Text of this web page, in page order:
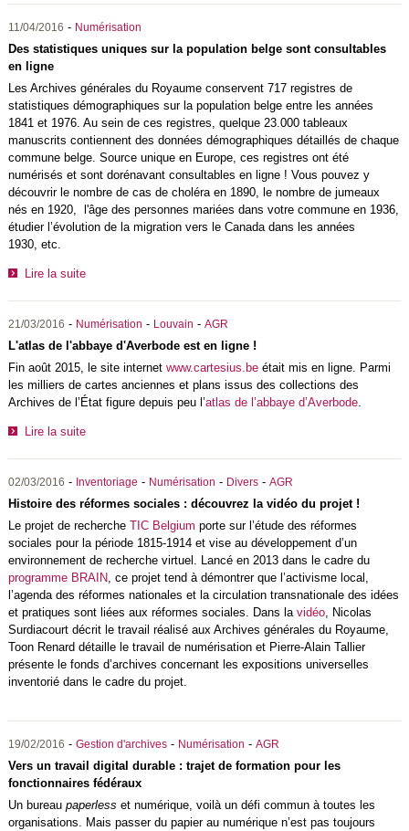
11/04/2016 - Numérisation
Des statistiques uniques sur la population belge sont consultables
en ligne
Les Archives générales du Royaume conservent 717 registres de
statistiques démographiques sur la population belge entre les années
1841 et 1976. Au sein de ces registres, quelque 23.000 tableaux
manuscrits contiennent des données démographiques détaillés de chaque
commune belge. Source unique en Europe, ces registres ont été
numérisés et sont dorénavant consultables en ligne ! Vous pouvez y
découvrir le nombre de cas de choléra en 1890, le nombre de jumeaux
nés en 1920, l'âge des personnes mariées dans votre commune en 1936,
étudier l’évolution de la migration vers le Canada dans les années
1930, etc.
Lire la suite
21/03/2016 - Numérisation - Louvain - AGR
L'atlas de l'abbaye d'Averbode est en ligne !
Fin août 2015, le site internet www.cartesius.beétait mis en ligne. Parmi
les milliers de cartes anciennes et plans issus des collections des
Archives de l’État figure depuis peu l’atlas de l’abbaye d’Averbode.
Lire la suite
02/03/2016 - Inventoriage - Numérisation - Divers- AGR
Histoire des réformes sociales : découvrez la vidéo du projet !
Le projet de recherche TIC Belgium porte sur l’étude des réformes
sociales pour la période 1815-1914 et vise au développement d’un
environnement de recherche virtuel. Lancé en 2013 dans le cadre du
programme BRAIN , ce projet tend à démontrer que l’activisme local,
l’agenda des réformes nationales et la circulation transnationale des idées
et pratiques sont liées aux réformes sociales. Dans la vidéo, Nicolas
Surdiacourt décrit le travail réalisé aux Archives générales du Royaume,
Toon Renard détaille le travail de numérisation et Pierre-Alain Tallier
présente le fonds d’archives concernant les expositions universelles
inventorié dans le cadre du projet.
19/02/2016 - Gestion d'archives- Numérisation - AGR
Vers un travail digital durable : trajet de formation pour les
fonctionnaires fédéraux
Un bureau paperless et numérique, voilà un défi commun à toutes les
organisations. Mais passer du papier au numérique n’est pas toujours